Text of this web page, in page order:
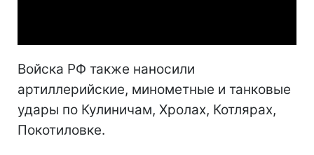
Войска РФ также наносили
артиллерийские, минометные и танковые
удары по Кулиничам, Хролах, Котлярах,
Покотиловке.